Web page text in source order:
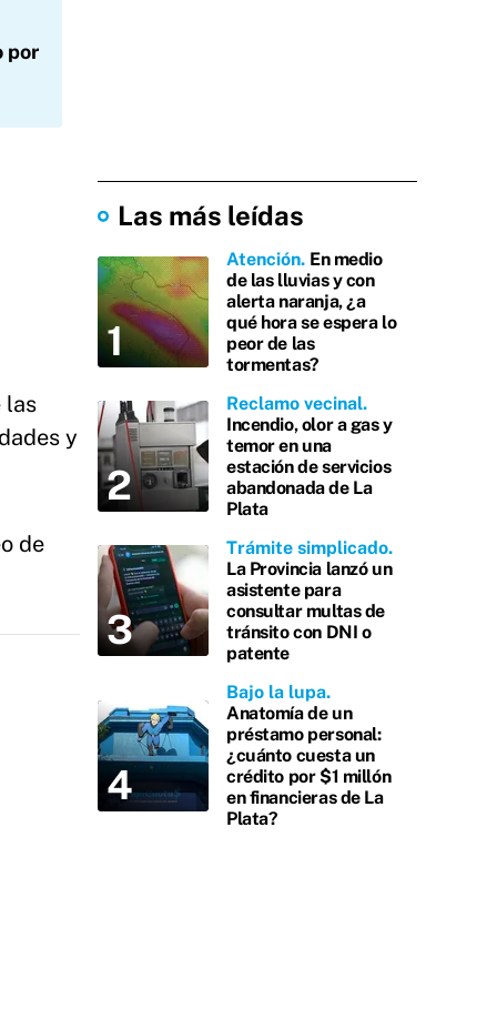
por
las
y
de
Las más leídas
Atención En medio
de las lluvias y con
alerta naranja, ¿a
qué hora se espera lo
peor de las
tormentas?
Reclamo vecinal
Incendio, olor a gas y
temor en una
estación de servicios
abandonada de La
Plata
Trámite simplicado
La Provincia lanzó un
asistente para
consultar multas de
tránsito con DNI o
patente
Bajo la lupa
Anatomía de un
préstamo personal:
¿cuánto cuesta un
crédito por $1 millón
en financieras de La
Plata?